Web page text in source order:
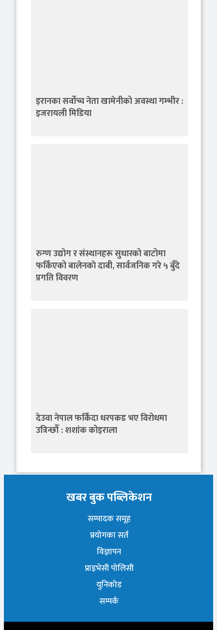
इरानका सर्वोच्च नेता खामेनीको अवस्था गम्भीर :
इजरायली मिडिया
रुग्ण उद्योग र संस्थानहरू सुधारको बाटोमा
फर्किएको बालेनकाे दाबी, सार्वजनिक गरे ५ बुँदे
प्रगति विवरण
देउवा नेपाल फर्किंदा धरपकड भए विरोधमा
उत्रिन्छौँ : शशांक कोइराला
खबर बुक पब्लिकेशन
सम्पादक समूह
प्रयोगका सर्त
विज्ञापन
प्राइभेसी पोलिसी
युनिकोड
सम्पर्क